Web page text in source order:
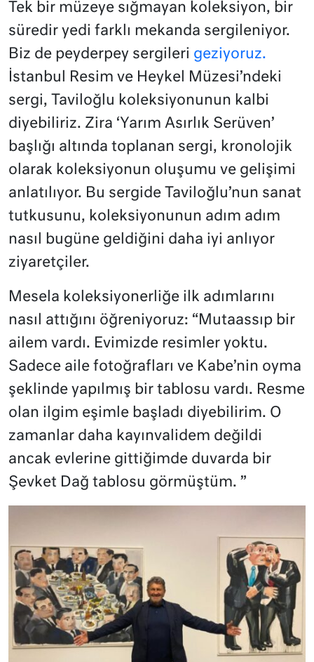
Tek bir müzeye sığmayan koleksiyon, bir
süredir yedi farklı mekanda sergileniyor.
Biz de peyderpey sergileri geziyoruz.
İstanbul Resim ve Heykel Müzesi’ndeki
sergi, Taviloğlu koleksiyonunun kalbi
diyebiliriz. Zira ‘Yarım Asırlık Serüven’
başlığı altında toplanan sergi, kronolojik
olarak koleksiyonun oluşumu ve gelişimi
anlatılıyor. Bu sergide Taviloğlu’nun sanat
tutkusunu, koleksiyonunun adım adım
nasıl bugüne geldiğini daha iyi anlıyor
ziyaretçiler.
Mesela koleksiyonerliğe ilk adımlarını
nasıl attığını öğreniyoruz: “Mutaassıp bir
ailem vardı. Evimizde resimler yoktu.
Sadece aile fotoğrafları ve Kabe’nin oyma
şeklinde yapılmış bir tablosu vardı. Resme
olan ilgim eşimle başladı diyebilirim. O
zamanlar daha kayınvalidem değildi
ancak evlerine gittiğimde duvarda bir
Şevket Dağ tablosu görmüştüm. ”